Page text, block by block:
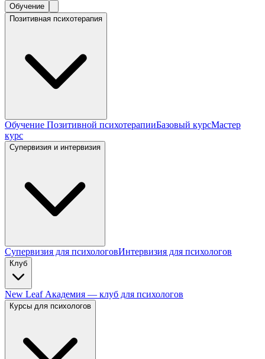
Обучение
Позитивная психотерапия
Обучение Позитивной психотерапииБазовый курсМастер
курс
Супервизия и интервизия
Супервизия для психологовИнтервизия для психологов
Клуб
New Leaf Академия — клуб для психологов
Курсы для психологов